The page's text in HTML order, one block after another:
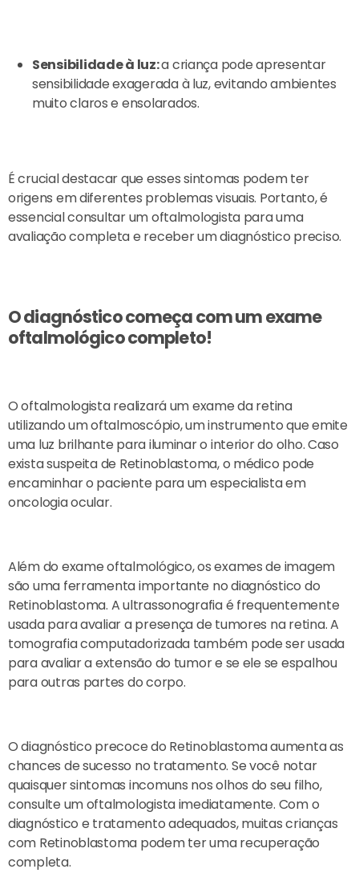
Sensibilidade à luz:a criança pode apresentar
sensibilidade exagerada à luz, evitando ambientes
muito claros e ensolarados.
É crucial destacar que esses sintomas podem ter
origens em diferentes problemas visuais. Portanto, é
essencial consultar um oftalmologista para uma
avaliação completa e receber um diagnóstico preciso.
O diagnóstico começa com um exame
oftalmológico completo!
O oftalmologista realizará um exame da retina
utilizando um oftalmoscópio, um instrumento que emite
uma luz brilhante para iluminar o interior do olho. Caso
exista suspeita de Retinoblastoma, o médico pode
encaminhar o paciente para um especialista em
oncologia ocular.
Além do exame oftalmológico, os exames de imagem
são uma ferramenta importante no diagnóstico do
Retinoblastoma. A ultrassonografia é frequentemente
usada para avaliar a presença de tumores na retina. A
tomografia computadorizada também pode ser usada
para avaliar a extensão do tumor e se ele se espalhou
para outras partes do corpo.
O diagnóstico precoce do Retinoblastoma aumenta as
chances de sucesso no tratamento. Se você notar
quaisquer sintomas incomuns nos olhos do seu filho,
consulte um oftalmologista imediatamente. Com o
diagnóstico e tratamento adequados, muitas crianças
com Retinoblastoma podem ter uma recuperação
completa.